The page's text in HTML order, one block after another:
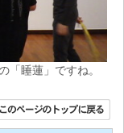
「睡蓮」ですね。